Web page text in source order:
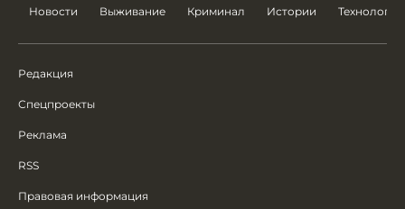
Новости Выживание Криминал Истории Технологии
Редакция
Спецпроекты
Реклама
RSS
Правовая информация